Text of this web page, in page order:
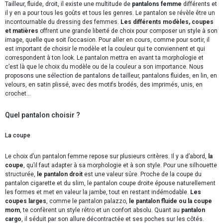
Tailleur, fluide, droit, il existe une multitude de pantalons femme différents et
il y en a pour tous les goûts et tous les genres. Le pantalon se révèle être un
incontournable du dressing des femmes. Les différents modèles, coupes
et matières offrent une grande liberté de choix pour composer un style à son
image, quelle que soit l’occasion. Pour aller en cours, comme pour sortir, il
est important de choisir le modèle et la couleur qui te conviennent et qui
correspondent à ton look. Le pantalon mettra en avant ta morphologie et
c’est là que le choix du modèle ou de la couleur a son importance. Nous
proposons une sélection de pantalons de tailleur, pantalons fluides, en lin, en
velours, en satin plissé, avec des motifs brodés, des imprimés, unis, en
crochet…
Quel pantalon choisir ?
La coupe
Le choix d’un pantalon femme repose sur plusieurs critères. Il y a d’abord, la
coupe, qu’il faut adapter à sa morphologie et à son style. Pour une silhouette
structurée, le pantalon droit est une valeur sûre. Proche de la coupe du
pantalon cigarette et du slim, le pantalon coupe droite épouse naturellement
les formes et met en valeur la jambe, tout en restant indémodable. Les
coupes larges, comme le pantalon palazzo, le pantalon fluide ou la coupe
mom, te confèrent un style rétro et un confort absolu. Quant au pantalon
cargo, il séduit par son allure décontractée et ses poches sur les côtés.